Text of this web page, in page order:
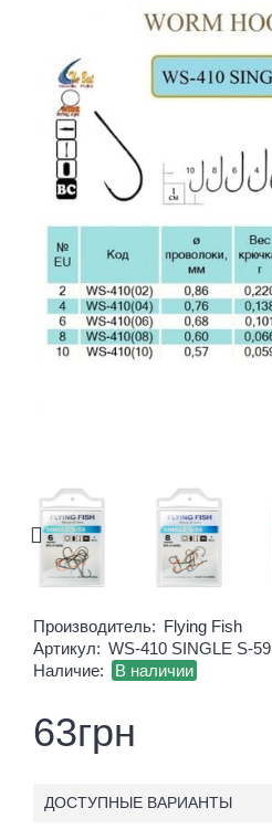
Производитель: Flying Fish
Артикул: WS-410 SINGLE S-59
Наличие:
В наличии
63грн
ДОСТУПНЫЕ ВАРИАНТЫ